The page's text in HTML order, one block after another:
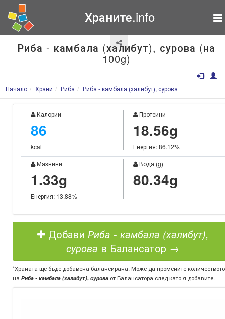
Храните.info
Риба - камбала (халибут), сурова (на
100g)
Начало Храни Риба Риба - камбала (халибут), сурова
Калории
86
kcal
Протеини
18.56g
Енергия: 86.12%
Мазнини
1.33g
Енергия: 13.88%
Вода (g)
80.34g
Добави Риба - камбала (халибут),
сурова в Балансатор →
*Храната ще бъде добавена балансирана. Може да промените количеството
на Риба - камбала (халибут), сурова от Балансатора след като я добавите.